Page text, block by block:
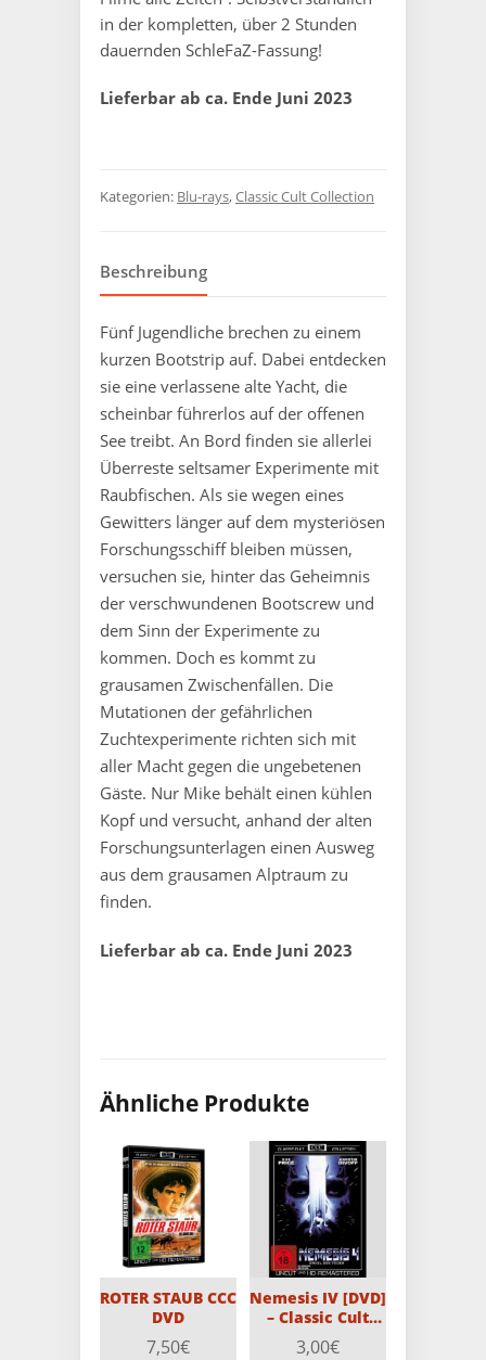
in der kompletten, über 2 Stunden
dauernden SchleFaZ-Fassung!
Lieferbar ab ca. Ende Juni 2023
Kategorien: Blu-rays,Classic Cult Collection
Beschreibung
Fünf Jugendliche brechen zu einem
kurzen Bootstrip auf. Dabei entdecken
sie eine verlassene alte Yacht, die
scheinbar führerlos auf der offenen
See treibt. An Bord finden sie allerlei
Überreste seltsamer Experimente mit
Raubfischen. Als sie wegen eines
Gewitters länger auf dem mysteriösen
Forschungsschiff bleiben müssen,
versuchen sie, hinter das Geheimnis
der verschwundenen Bootscrew und
dem Sinn der Experimente zu
kommen. Doch es kommt zu
grausamen Zwischenfällen. Die
Mutationen der gefährlichen
Zuchtexperimente richten sich mit
aller Macht gegen die ungebetenen
Gäste. Nur Mike behält einen kühlen
Kopf und versucht, anhand der alten
Forschungsunterlagen einen Ausweg
aus dem grausamen Alptraum zu
finden.
Lieferbar ab ca. Ende Juni 2023
Ähnliche Produkte
ROTER STAUB CCC
DVD
7,50€
Nemesis IV [DVD]
– Classic Cult
Collection
3,00€